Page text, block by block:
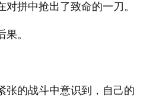
拼中抢出了致命的一刀。
。
张的战斗中意识到，自己的